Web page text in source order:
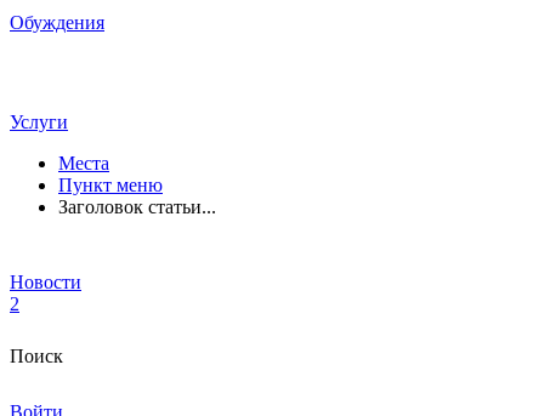
Обуждения
Услуги
Места
Пункт меню
Заголовок статьи...
Новости
2
Поиск
Войти